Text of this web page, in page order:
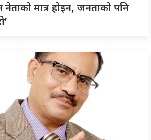
नेताको मात्र होइन, जनताको पनि